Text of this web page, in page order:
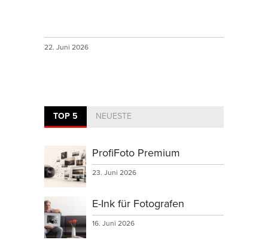
22. Juni 2026
TOP 5 NEUESTE
ProfiFoto Premium
23. Juni 2026
E-Ink für Fotografen
16. Juni 2026